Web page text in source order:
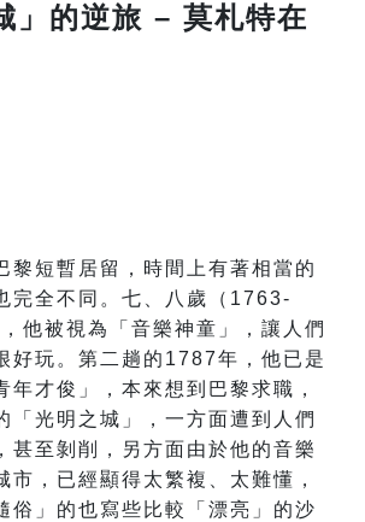
」的逆旅 – 莫札特在
黎短暫居留，時間上有著相當的
完全不同。七、八歲（1763-
他被視為「音樂神童」，讓人們
好玩。第二趟的1787年，他已是
年才俊」，本來想到巴黎求職，
「光明之城」，一方面遭到人們
甚至剝削，另方面由於他的音樂
市，已經顯得太繁複、太難懂，
俗」的也寫些比較「漂亮」的沙